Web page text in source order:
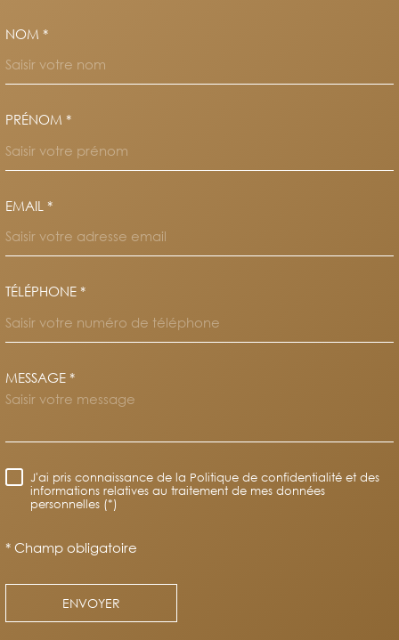
NOM *
PRÉNOM *
EMAIL *
TÉLÉPHONE *
MESSAGE *
RÈGLEMENTATION
J'ai pris connaissance de la Politique de confidentialité et des
informations relatives au traitement de mes données
personnelles (*)
* Champ obligatoire
ENVOYER